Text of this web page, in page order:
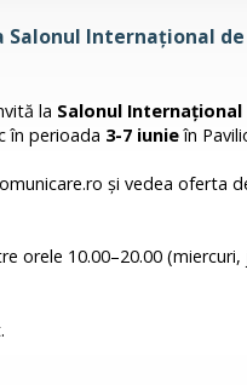
Internațional de
la Salonul Internațional
în perioada 3-7 iunieîn
şi vedea oferta
orele 10.00–20.00